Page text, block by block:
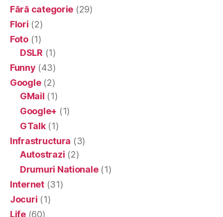
Fără categorie (29)
Flori (2)
Foto(1)
DSLR (1)
Funny (43)
Google(2)
GMail (1)
Google+ (1)
GTalk(1)
Infrastructura (3)
Autostrazi (2)
Drumuri Nationale(1)
Internet(31)
Jocuri (1)
Life(60)